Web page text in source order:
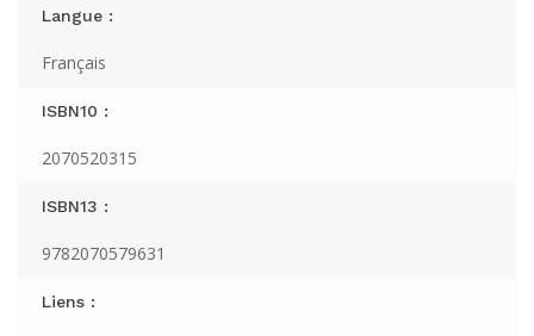
Langue :
Français
ISBN10 :
2070520315
ISBN13 :
9782070579631
Liens :